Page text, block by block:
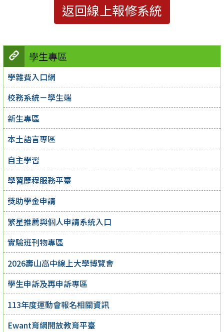
學生專區
學雜費入口網
校務系統－學生端
新生專區
本土語言專區
自主學習
學習歷程服務平臺
獎助學金申請
繁星推薦與個人申請系統入口
實驗班刊物專區
2026壽山高中線上大學博覽會
學生申訴及再申訴專區
113年度運動會報名相關資訊
Ewant育網開放教育平臺
返回線上報修系統